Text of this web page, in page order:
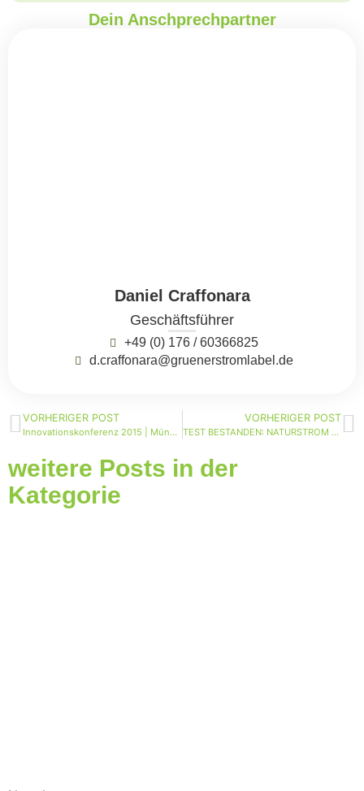
Dein Anschprechpartner
Daniel Craffonara
Geschäftsführer
+49 (0) 176 / 60366825
d.craffonara@gruenerstromlabel.de
VORHERIGER POST
Innovationskonferenz 2015 | Münster
VORHERIGER POST
TEST BESTANDEN: NATURSTROM BIOGAS ERHÄLT AUCH 2016 GRÜNES GAS-LABEL
weitere Posts in der
Kategorie